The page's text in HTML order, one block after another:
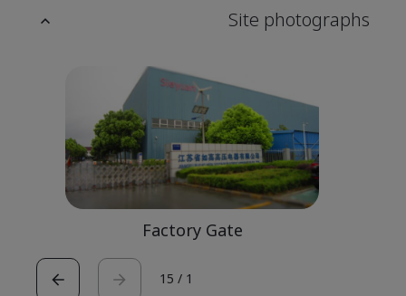
Site photographs
Factory Gate
1
/
15